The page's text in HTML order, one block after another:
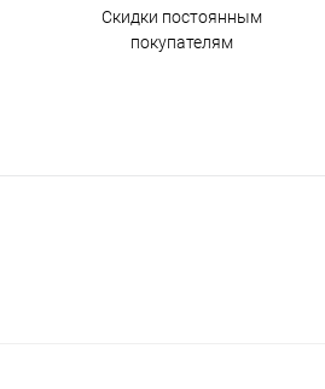
Скидки постоянным
покупателям